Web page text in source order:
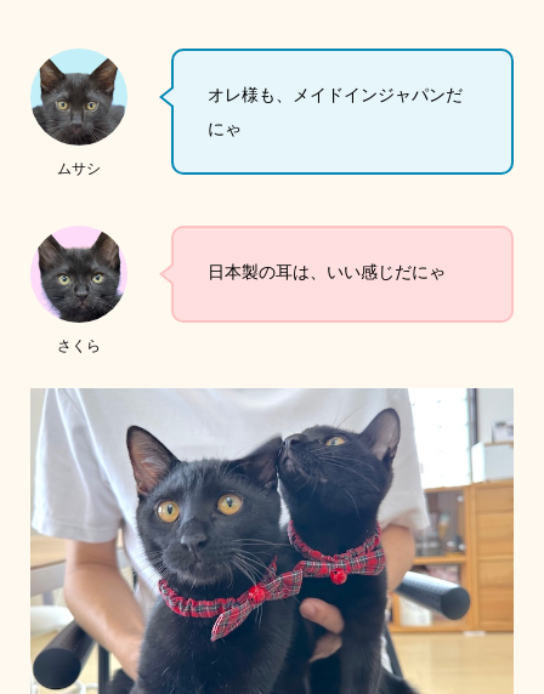
ムサシ
オレ様も、メイドインジャパンだ
にゃ
さくら
日本製の耳は、いい感じだにゃ